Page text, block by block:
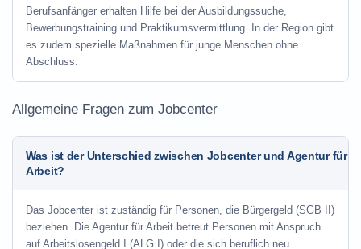
Berufsanfänger erhalten Hilfe bei der Ausbildungssuche,
Bewerbungstraining und Praktikumsvermittlung. In der Region gibt
es zudem spezielle Maßnahmen für junge Menschen ohne
Abschluss.
Allgemeine Fragen zum Jobcenter
Was ist der Unterschied zwischen Jobcenter und Agentur für
Arbeit?
Das Jobcenter ist zuständig für Personen, die Bürgergeld (SGB II)
beziehen. Die Agentur für Arbeit betreut Personen mit Anspruch
auf Arbeitslosengeld I (ALG I) oder die sich beruflich neu